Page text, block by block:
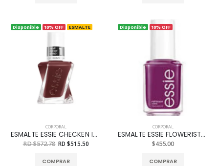
Disponible 10% OFF ESMALTE
CORPORAL
ESMALTE ESSIE CHECKEN IN 13.5 ML
RD $572.78 RD $515.50
COMPRAR
Disponible 10% OFF
CORPORAL
ESMALTE ESSIE FLOWERISTA REF.276
$455.00
COMPRAR